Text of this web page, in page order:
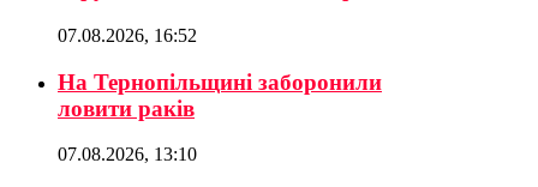
07.08.2026, 16:52
На Тернопільщині заборонили
ловити раків
07.08.2026, 13:10